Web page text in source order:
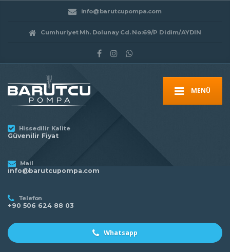
info@barutcupompa.com
Cumhuriyet Mh. Dolunay Cd. No:69/P Didim/AYDIN
MENÜ
Hissedilir Kalite
Güvenilir Fiyat
Mail
info@barutcupompa.com
Telefon
+90 506 624 88 03
Whatsapp